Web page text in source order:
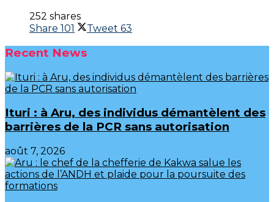
252 shares
Share 101 Tweet 63
Recent News
Ituri : à Aru, des individus démantèlent des
barrières de la PCR sans autorisation
août 7, 2026